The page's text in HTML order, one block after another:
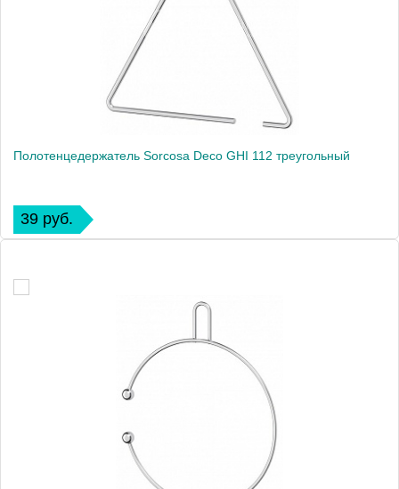
Полотенцедержатель Sorcosa Deco GHI 112 треугольный
39 руб.